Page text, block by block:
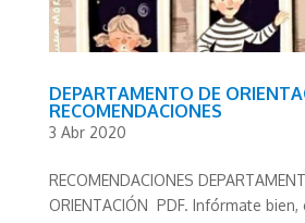
DEPARTAMENTO DE
RECOMENDACIONES
3 Abr 2020
RECOMENDACIONES
ORIENTACIÓN PDF. Infórmate